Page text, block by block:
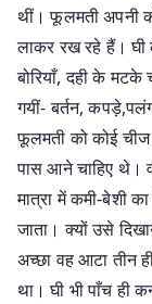
थीं। फूलमती अपनी
लाकर रख रहे हैं।
बोरियाँ, दही के
गयीं- बर्तन,
फूलमती को कोई चीज
पास आने चाहिए थे।
मात्रा में कमी-बेशी
जाता। क्यों उसे
अच्छा वह आटा तीन
था। घी भी पाँच ही